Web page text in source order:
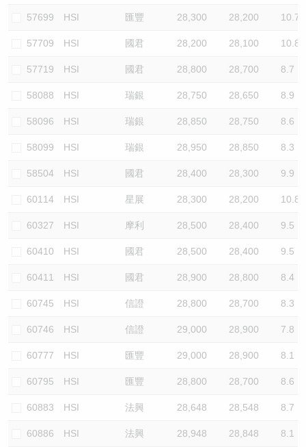
57699 HSI 匯豐 28,300 28,200 10.7
57709 HSI 國君 28,200 28,100 10.8
57719 HSI 國君 28,800 28,700 8.7
58088 HSI 瑞銀 28,750 28,650 8.9
58096 HSI 瑞銀 28,850 28,750 8.6
58099 HSI 瑞銀 28,950 28,850 8.3
58504 HSI 國君 28,400 28,300 9.9
60114 HSI 星展 28,300 28,200 10.8
60327 HSI 摩利 28,500 28,400 9.5
60410 HSI 國君 28,500 28,400 9.5
60411 HSI 國君 28,900 28,800 8.4
60745 HSI 信證 28,800 28,700 8.3
60746 HSI 信證 29,000 28,900 7.8
60777 HSI 匯豐 29,000 28,900 8.1
60795 HSI 匯豐 28,800 28,700 8.6
60883 HSI 法興 28,648 28,548 8.7
60886 HSI 法興 28,948 28,848 8.1